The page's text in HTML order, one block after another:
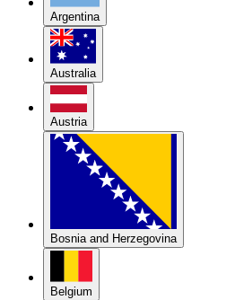
Argentina
Australia
Austria
Bosnia and Herzegovina
Belgium